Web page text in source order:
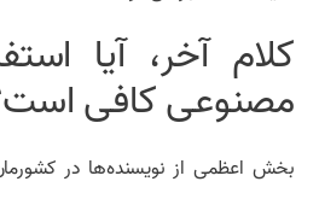
کلام آخر، آیا
مصنوعی کافی
بخش اعظمی از نویسنده‌ها در